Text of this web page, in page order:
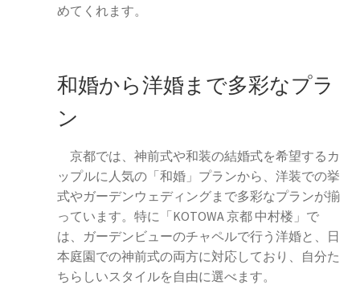
めてくれます。
和婚から洋婚まで多彩なプラ
ン
京都では、神前式や和装の結婚式を希望するカ
ップルに人気の「和婚」プランから、洋装での挙
式やガーデンウェディングまで多彩なプランが揃
っています。特に「KOTOWA 京都 中村楼」で
は、ガーデンビューのチャペルで行う洋婚と、日
本庭園での神前式の両方に対応しており、自分た
ちらしいスタイルを自由に選べます。